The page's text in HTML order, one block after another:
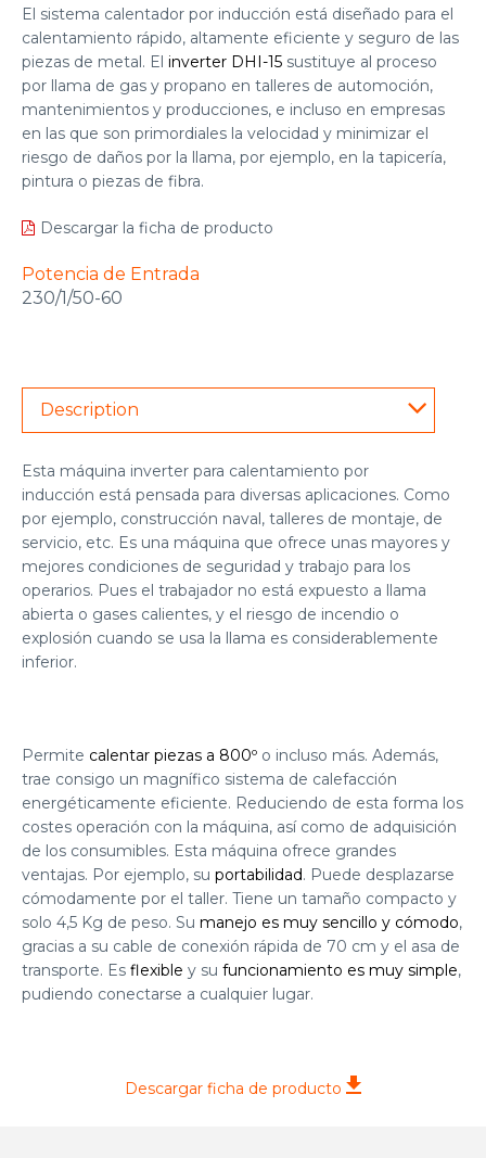
marketing y permitir este contenido
El sistema calentador por inducción está diseñado para el
calentamiento rápido, altamente eficiente y seguro de las
piezas de metal. El inverter DHI-15 sustituye al proceso
por llama de gas y propano en talleres de automoción,
mantenimientos y producciones, e incluso en empresas
en las que son primordiales la velocidad y minimizar el
riesgo de daños por la llama, por ejemplo, en la tapicería,
pintura o piezas de fibra.
Descargar la ficha de producto
Potencia de Entrada
230/1/50-60
Description
Esta máquina inverter para calentamiento por
inducción está pensada para diversas aplicaciones. Como
por ejemplo, construcción naval, talleres de montaje, de
servicio, etc. Es una máquina que ofrece unas mayores y
mejores condiciones de seguridad y trabajo para los
operarios. Pues el trabajador no está expuesto a llama
abierta o gases calientes, y el riesgo de incendio o
explosión cuando se usa la llama es considerablemente
inferior.
Permite calentar piezas a 800º o incluso más. Además,
trae consigo un magnífico sistema de calefacción
energéticamente eficiente. Reduciendo de esta forma los
costes operación con la máquina, así como de adquisición
de los consumibles. Esta máquina ofrece grandes
ventajas. Por ejemplo, su portabilidad. Puede desplazarse
cómodamente por el taller. Tiene un tamaño compacto y
solo 4,5 Kg de peso. Su manejo es muy sencillo y cómodo,
gracias a su cable de conexión rápida de 70 cm y el asa de
transporte. Es flexible y su funcionamiento es muy simple,
pudiendo conectarse a cualquier lugar.
Descargar ficha de producto